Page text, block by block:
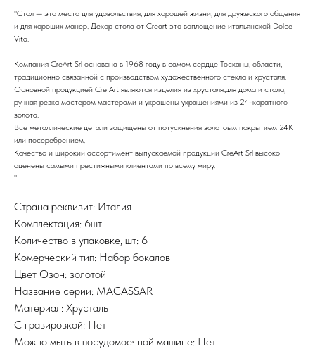
"Стол — это место для удовольствия, для хорошей жизни, для дружеского общения
и для хороших манер. Декор стола от Creart это воплощение итальянской Dolce
Vita.
Компания CreArt Srl основана в 1968 году в самом сердце Тосканы, области,
традиционно связанной с производством художественного стекла и хрусталя.
Основной продукцией Cre Art являются изделия из хрусталя.для дома и стола,
ручная резка мастером мастерами и украшены украшениями из 24-каратного
золота.
Все металлические детали защищены от потускнения золотоым покрытием 24К
или посеребрением.
Качество и широкий ассортимент выпускаемой продукции CreArt Srl высоко
оценены самыми престижными клиентами по всему миру.
"
Страна реквизит: Италия
Комплектация: 6шт
Количество в упаковке, шт: 6
Комерческий тип: Набор бокалов
Цвет Озон: золотой
Название серии: MACASSAR
Материал: Хрусталь
С гравировкой: Нет
Можно мыть в посудомоечной машине: Нет